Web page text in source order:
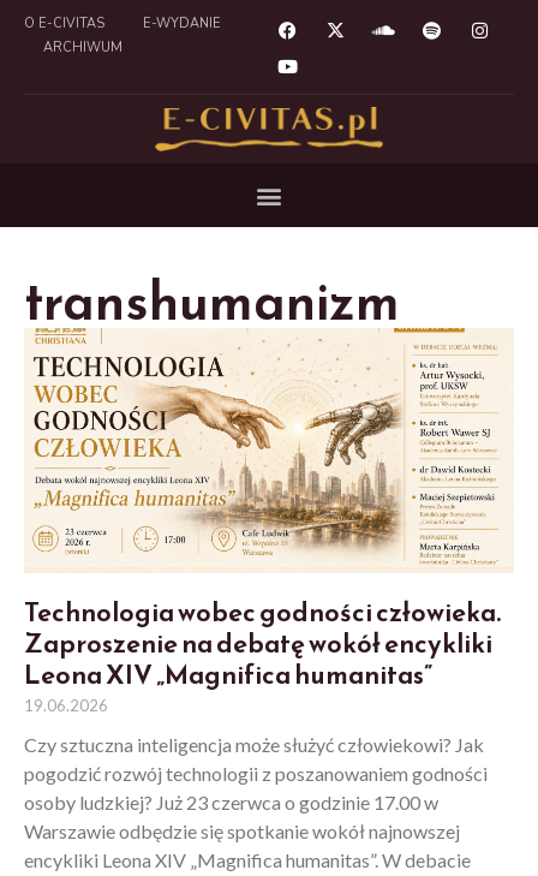
O E-CIVITAS
E-WYDANIE
ARCHIWUM
transhumanizm
Technologia wobec godności człowieka.
Zaproszenie na debatę wokół encykliki
Leona XIV „Magnifica humanitas”
19.06.2026
Czy sztuczna inteligencja może służyć człowiekowi? Jak
pogodzić rozwój technologii z poszanowaniem godności
osoby ludzkiej? Już 23 czerwca o godzinie 17.00 w
Warszawie odbędzie się spotkanie wokół najnowszej
encykliki Leona XIV „Magnifica humanitas”. W debacie